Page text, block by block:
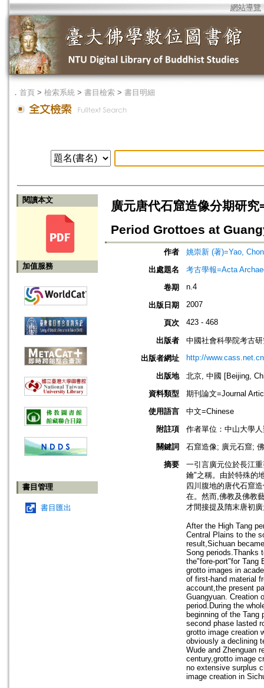
網站導覽
． 首頁 > 檢索系統 > 書目檢索 > 書目明細
閱讀本文
加值服務
書目管理
書目匯出
廣元唐代石窟造像分期研
Period Grottoes at
作者
姚崇新 (著)=Yao,
出處題名
考古學報=Acta
卷期
n.4
出版日期 2007
頁次 423 - 468
出版者
中國社會科學院考古
出版者網址
http://
出版地
北京, 中國 [Beijing,
資料類型
期刊論文=Journal
使用語言
中文=Chinese
附註項
作者單位：中山大學
關鍵詞
石窟造像; 廣元石窟;
摘要
一引言廣元位於長江
鑰"之稱。由於特殊的
四川腹地的唐代石窟
在。然而,佛教及佛教
才間接提及隋末唐初
After the High Tang
Central Plains to the
result,Sichuan
Song periods.Thanks
the"fore-port"for Tang
grotto images in
of first-hand material
account,the present
Guangyuan. Creation
period.During the
beginning of the Tang
second phase lasted
grotto image creation
obviously a declining
Wude and Zhenguan
century,grotto image
no extensive surplus
image creation in